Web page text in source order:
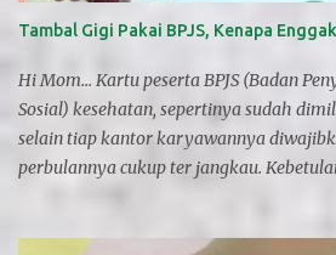
Tambal Gigi Pakai BPJS, Kenapa Enggak
Hi Mom... Kartu peserta BPJS (Badan
Sosial) kesehatan, sepertinya sudah
selain tiap kantor karyawannya
perbulannya cukup ter jangkau.